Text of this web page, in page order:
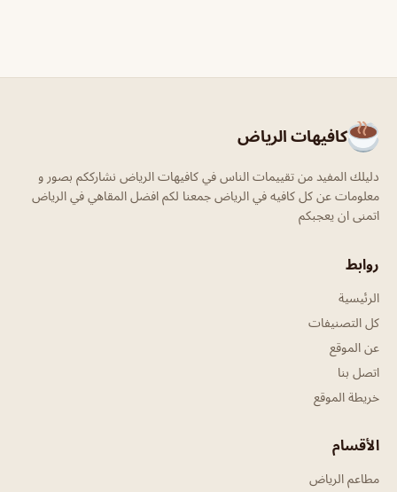
كافيهات الرياض
دليلك المفيد من تقييمات الناس في كافيهات الرياض نشارككم بصور و
معلومات عن كل كافيه في الرياض جمعنا لكم افضل المقاهي في الرياض
اتمنى ان يعجبكم
روابط
الرئيسية
كل التصنيفات
عن الموقع
اتصل بنا
خريطة الموقع
الأقسام
مطاعم الرياض